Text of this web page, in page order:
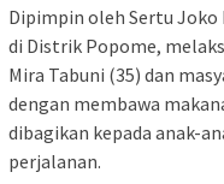
Dipimpin oleh Sertu Joko
di Distrik Popome,
Mira Tabuni (35) dan
dengan membawa
dibagikan kepada anak-
perjalanan.